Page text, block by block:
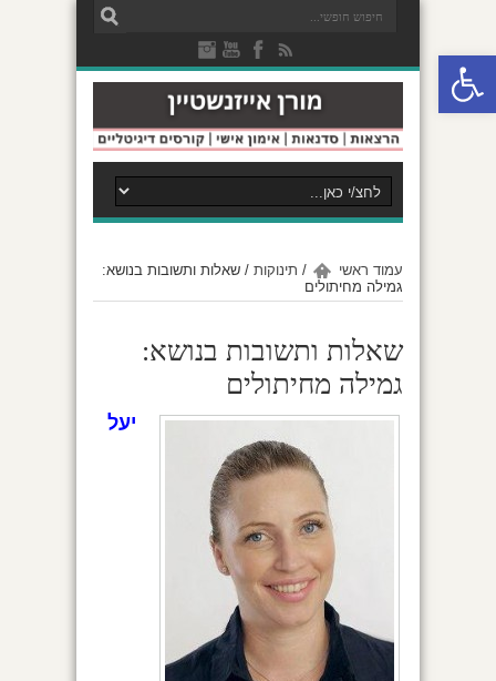
פתח סרגל נגישות
עמוד ראשי / תינוקות / שאלות ותשובות בנושא:
גמילה מחיתולים
שאלות ותשובות בנושא:
גמילה מחיתולים
יעל